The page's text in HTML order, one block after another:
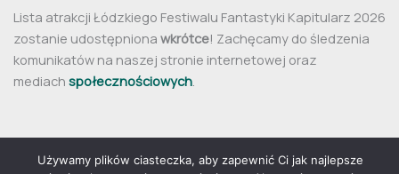
Lista atrakcji Łódzkiego Festiwalu Fantastyki Kapitularz 2026
zostanie udostępniona wkrótce! Zachęcamy do śledzenia
komunikatów na naszej stronie internetowej oraz
mediach społecznościowych.
Używamy plików ciasteczka, aby zapewnić Ci jak najlepsze